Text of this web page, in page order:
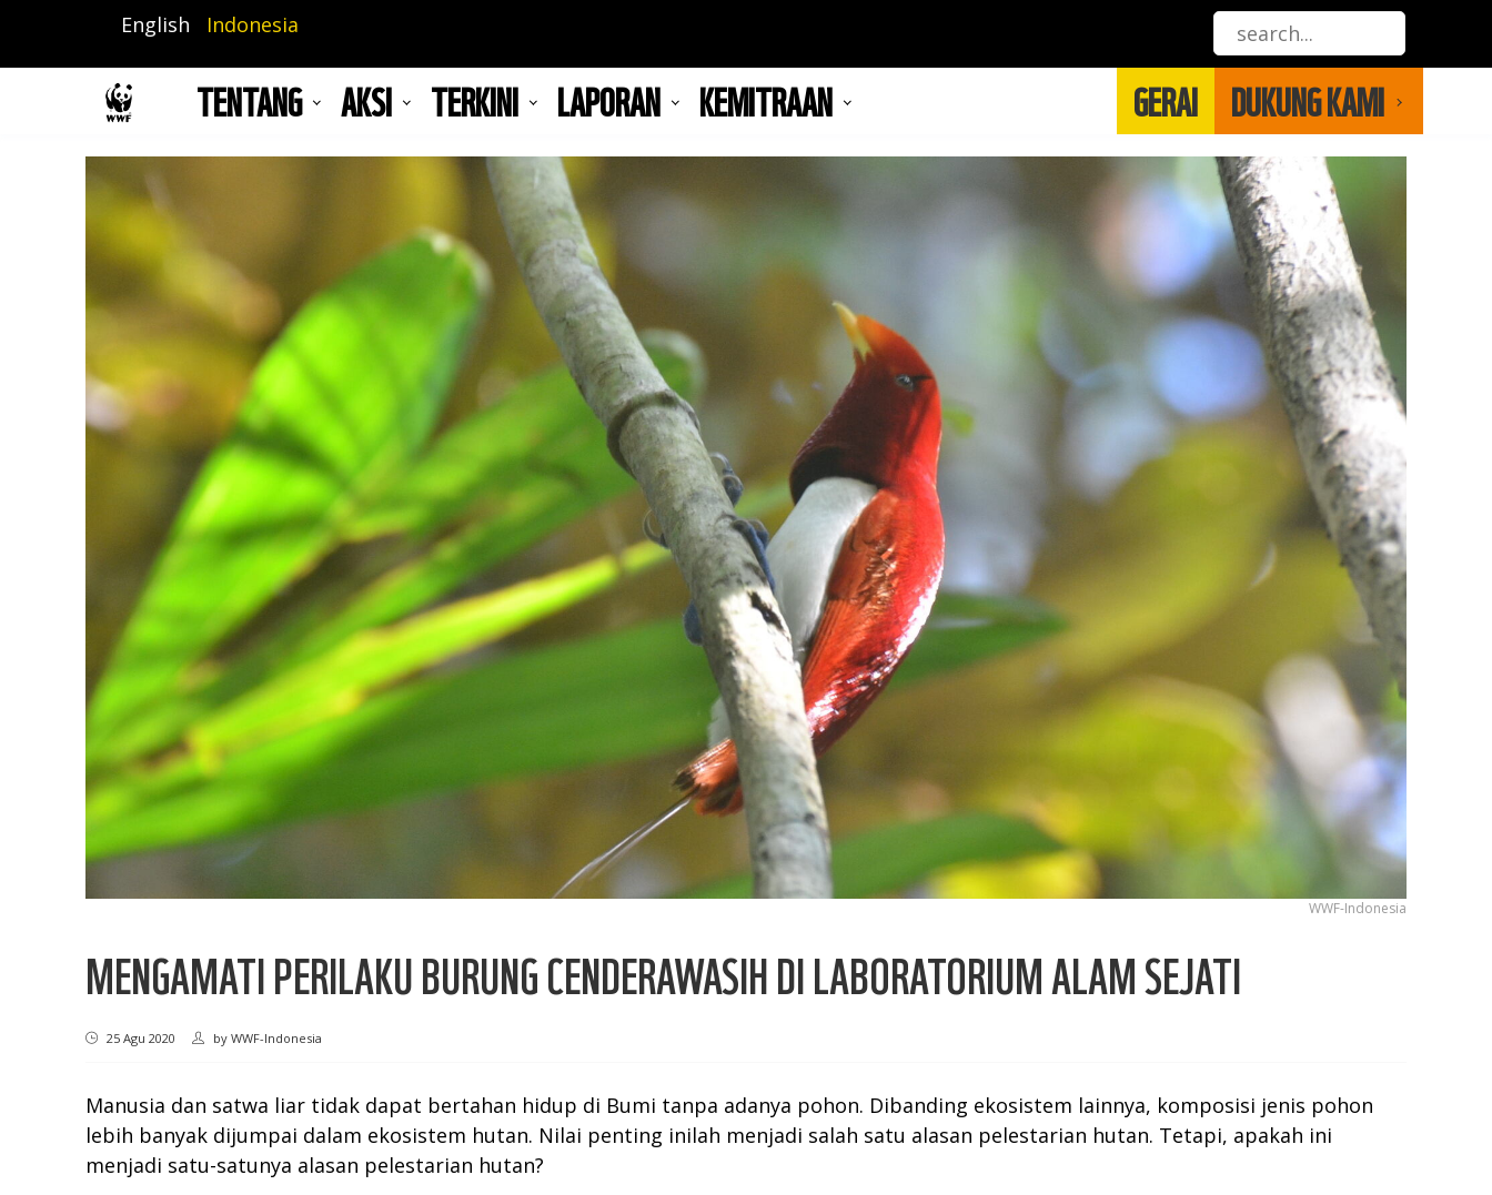
isi
English Indonesia
TENTANG AKSI TERKINI LAPORAN KEMITRAAN GERAI DUKUNG KAMI
WWF-Indonesia
MENGAMATI PERILAKU BURUNG CENDERAWASIH DI LABORATORIUM ALAM SEJATI
25 Agu 2020 by WWF-Indonesia
Manusia dan satwa liar tidak dapat bertahan hidup di Bumi tanpa adanya pohon. Dibanding ekosistem lainnya, komposisi jenis pohon
lebih banyak dijumpai dalam ekosistem hutan. Nilai penting inilah menjadi salah satu alasan pelestarian hutan. Tetapi, apakah ini
menjadi satu-satunya alasan pelestarian hutan?